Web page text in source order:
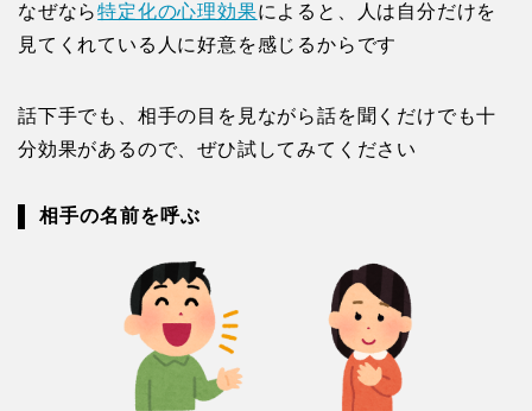
なぜなら特定化の心理効果によると、人は自分だけを
見てくれている人に好意を感じるからです
話下手でも、相手の目を見ながら話を聞くだけでも十
分効果があるので、ぜひ試してみてください
相手の名前を呼ぶ